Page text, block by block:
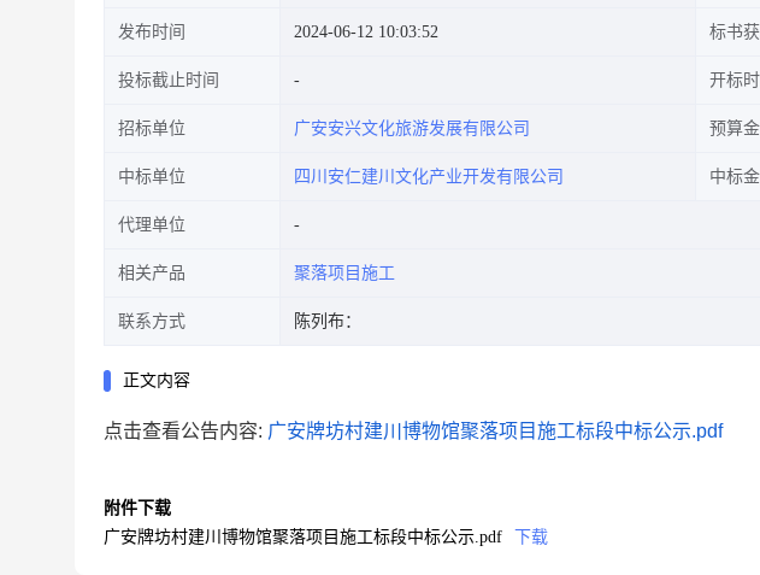
发布时间 2024-06-12 10:03:52 标书
投标截止时间 开标时
招标单位 广安安兴文化旅游发展有限公司 预算
中标单位 四川安仁建川文化产业开发有限公司 中标
代理单位
相关产品 聚落项目施工
联系方式 陈列布：
正文内容
点击查看公告内容: 广安牌坊村建川博物馆聚落项目施工标段中标公示.pdf
附件下载
广安牌坊村建川博物馆聚落项目施工标段中标公示.pdf
下载